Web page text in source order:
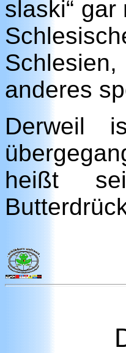
slaski“
anderes
Derweil
heißt